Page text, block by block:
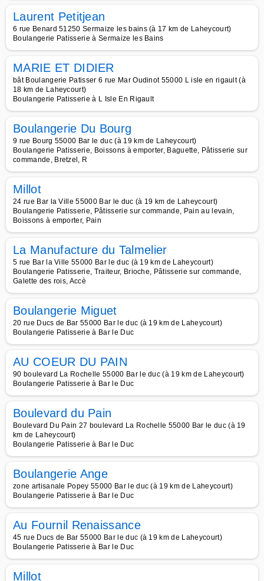
Laurent Petitjean
6 rue Benard 51250 Sermaize les bains (à 17 km de Laheycourt)
Boulangerie Patisserie à Sermaize les Bains
MARIE ET DIDIER
bât Boulangerie Patisser 6 rue Mar Oudinot 55000 L isle en rigault (à
18 km de Laheycourt)
Boulangerie Patisserie à L Isle En Rigault
Boulangerie Du Bourg
9 rue Bourg 55000 Bar le duc (à 19 km de Laheycourt)
Boulangerie Patisserie, Boissons à emporter, Baguette, Pâtisserie sur
commande, Bretzel, R
Millot
24 rue Bar la Ville 55000 Bar le duc (à 19 km de Laheycourt)
Boulangerie Patisserie, Pâtisserie sur commande, Pain au levain,
Boissons à emporter, Pain
La Manufacture du Talmelier
5 rue Bar la Ville 55000 Bar le duc (à 19 km de Laheycourt)
Boulangerie Patisserie, Traiteur, Brioche, Pâtisserie sur commande,
Galette des rois, Accè
Boulangerie Miguet
20 rue Ducs de Bar 55000 Bar le duc (à 19 km de Laheycourt)
Boulangerie Patisserie à Bar le Duc
AU COEUR DU PAIN
90 boulevard La Rochelle 55000 Bar le duc (à 19 km de Laheycourt)
Boulangerie Patisserie à Bar le Duc
Boulevard du Pain
Boulevard Du Pain 27 boulevard La Rochelle 55000 Bar le duc (à 19
km de Laheycourt)
Boulangerie Patisserie à Bar le Duc
Boulangerie Ange
zone artisanale Popey 55000 Bar le duc (à 19 km de Laheycourt)
Boulangerie Patisserie à Bar le Duc
Au Fournil Renaissance
45 rue Ducs de Bar 55000 Bar le duc (à 19 km de Laheycourt)
Boulangerie Patisserie à Bar le Duc
Millot